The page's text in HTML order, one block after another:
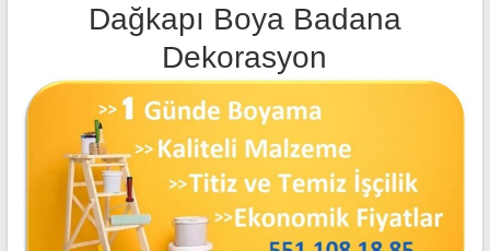
Dağkapı Boya Badana
Dekorasyon